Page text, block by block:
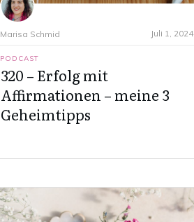
Marisa Schmid Juli 1, 2024
PODCAST
320 – Erfolg mit
Affirmationen – meine 3
Geheimtipps